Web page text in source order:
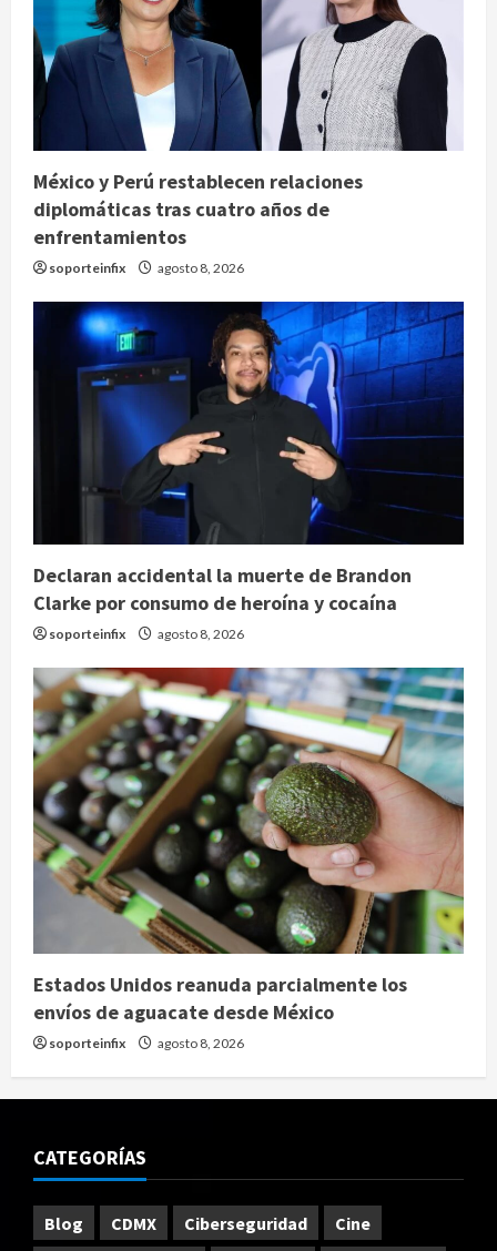
México y Perú restablecen relaciones
diplomáticas tras cuatro años de
enfrentamientos
soporteinfix agosto 8, 2026
Declaran accidental la muerte de Brandon
Clarke por consumo de heroína y cocaína
soporteinfix agosto 8, 2026
Estados Unidos reanuda parcialmente los
envíos de aguacate desde México
soporteinfix agosto 8, 2026
CATEGORÍAS
Blog CDMX Ciberseguridad
Cine